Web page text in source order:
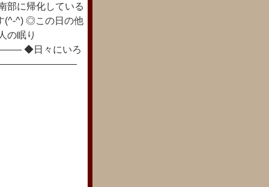
に帰化している
(^-^) ◎この日の他
の眠り
日々にいろ